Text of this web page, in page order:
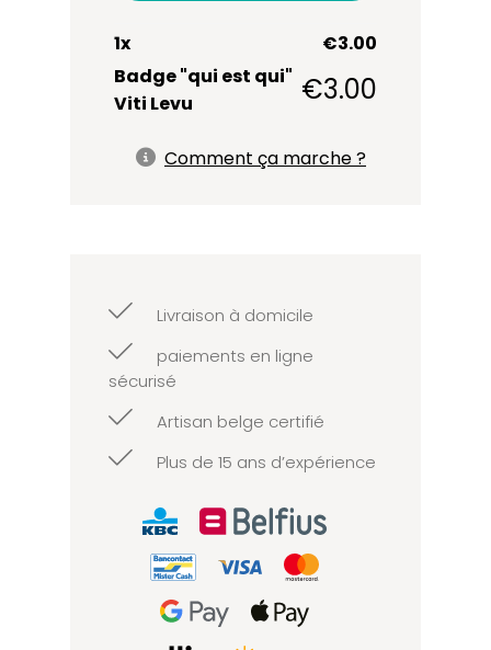
1x €3.00
Badge "qui est qui"
Viti Levu
€3.00
Comment ça marche ?
Livraison à domicile
paiements en ligne
sécurisé
Artisan belge certifié
Plus de 15 ans d’expérience